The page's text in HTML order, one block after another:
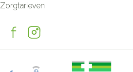
Zorgtarieven